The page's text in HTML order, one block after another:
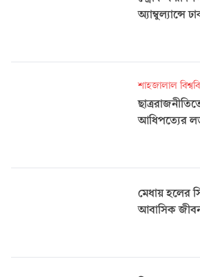
অ্যাম্বুল্যান্সে
শাহজালাল
আধিপত্যের
মেধায় হলের
আবাসিক